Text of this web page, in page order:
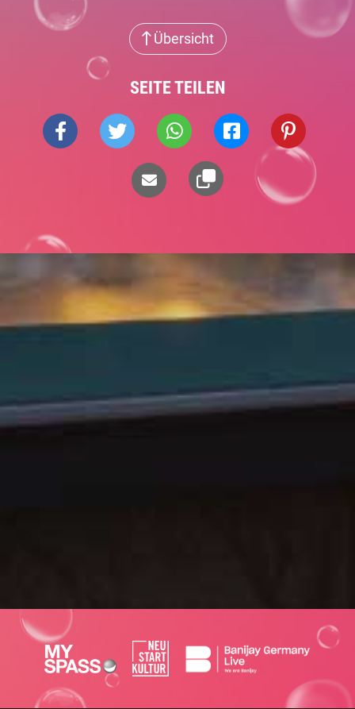
Übersicht
SEITE TEILEN